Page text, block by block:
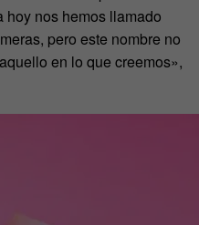
hoy nos hemos llamado
pero este nombre no
en lo que creemos»,